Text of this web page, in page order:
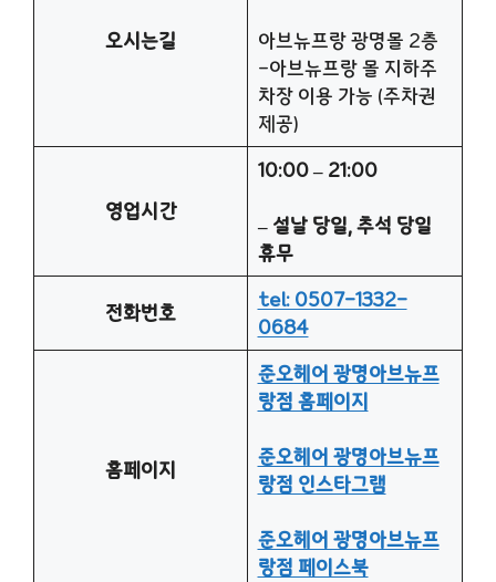
오시는길
아브뉴프랑 광명몰 2층
-아브뉴프랑 몰 지하주
차장 이용 가능 (주차권
제공)
영업시간
10:00 – 21:00
– 설날 당일, 추석 당일
휴무
전화번호
tel: 0507-1332-
0684
홈페이지
준오헤어 광명아브뉴프
랑점 홈페이지
준오헤어 광명아브뉴프
랑점 인스타그램
준오헤어 광명아브뉴프
랑점 페이스북